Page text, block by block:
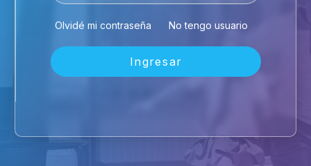
Olvidé mi contraseña No tengo usuario
Ingresar